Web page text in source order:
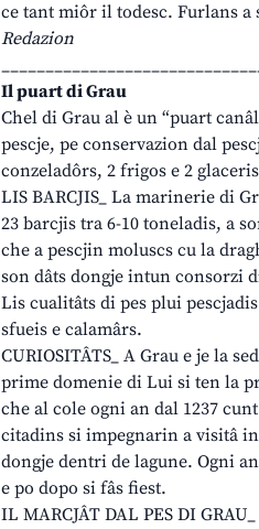
ce tant miôr il todesc. Furlans
Redazion
Il puart di Grau
Chel di Grau al è un “puart
pescje, pe conservazion dal
conzeladôrs, 2 frigos e 2
LIS BARCJIS_ La marinerie di
23 barcjis tra 6-10 toneladis, a
che a pescjin moluscs cu la
son dâts dongje intun consorzi
Lis cualitâts di pes plui
sfueis e calamârs.
CURIOSITÂTS_ A Grau e je la
prime domenie di Lui si ten la
che al cole ogni an dal 1237
citadins si impegnarin a visitâ
dongje dentri de lagune. Ogni
e po dopo si fâs fiest.
IL MARCJÂT DAL PES DI